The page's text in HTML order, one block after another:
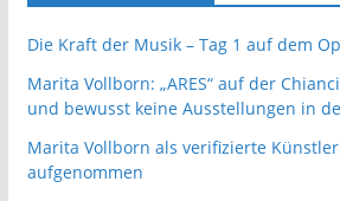
Die Kraft der Musik – Tag 1 auf dem
Marita Vollborn: „ARES“ auf der
und bewusst keine Ausstellungen in
Marita Vollborn als verifizierte
aufgenommen